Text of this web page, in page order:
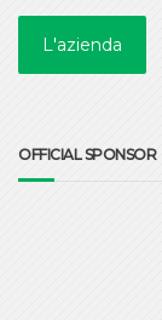
L'azienda
OFFICIAL SPONSOR